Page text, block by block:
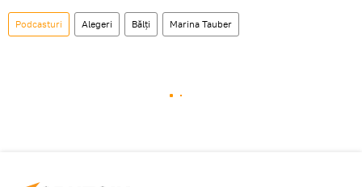
Podcasturi Alegeri Bălți Marina Tauber